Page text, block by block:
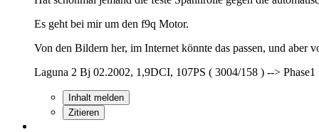
Es geht bei mir um den f9q Motor.
Von den Bildern her, im Internet könnte das passen, und aber
Laguna 2 Bj 02.2002, 1,9DCI, 107PS ( 3004/158 ) --> Phase1
Inhalt melden
Zitieren